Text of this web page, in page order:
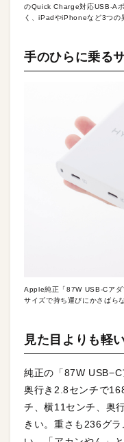
のQuick Charge対応USB-A
く、iPadやiPhoneなど3つの
手のひらに乗る
Apple純正「87W USB-Cアダ
サイズで持ち運びにかさばら
見た目よりも軽
純正の「87W
奥行き 2.8センチで
チ、横11センチ、奥
きい。重さも236グ